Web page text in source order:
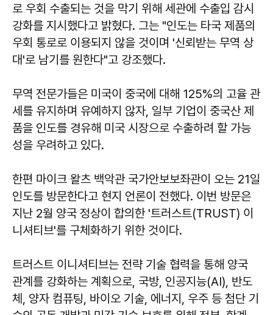
로 우회 수출되는 것을 막기 위해 세관에 수출입 감시
강화를 지시했다고 밝혔다. 그는 "인도는 타국 제품의
우회 통로로 이용되지 않을 것이며 '신뢰받는 무역 상
대'로 남기를 원한다"고 강조했다.
무역 전문가들은 미국이 중국에 대해 125%의 고율 관
세를 유지하며 유예하지 않자, 일부 기업이 중국산 제
품을 인도를 경유해 미국 시장으로 수출하려 할 가능
성을 우려하고 있다.
한편 마이크 왈츠 백악관 국가안보보좌관이 오는 21일
인도를 방문한다고 현지 언론이 전했다. 이번 방문은
지난 2월 양국 정상이 합의한 '트러스트(TRUST) 이
니셔티브'를 구체화하기 위한 것이다.
트러스트 이니셔티브는 전략 기술 협력을 통해 양국
관계를 강화하는 계획으로, 국방, 인공지능(AI), 반도
체, 양자 컴퓨팅, 바이오 기술, 에너지, 우주 등 첨단 기